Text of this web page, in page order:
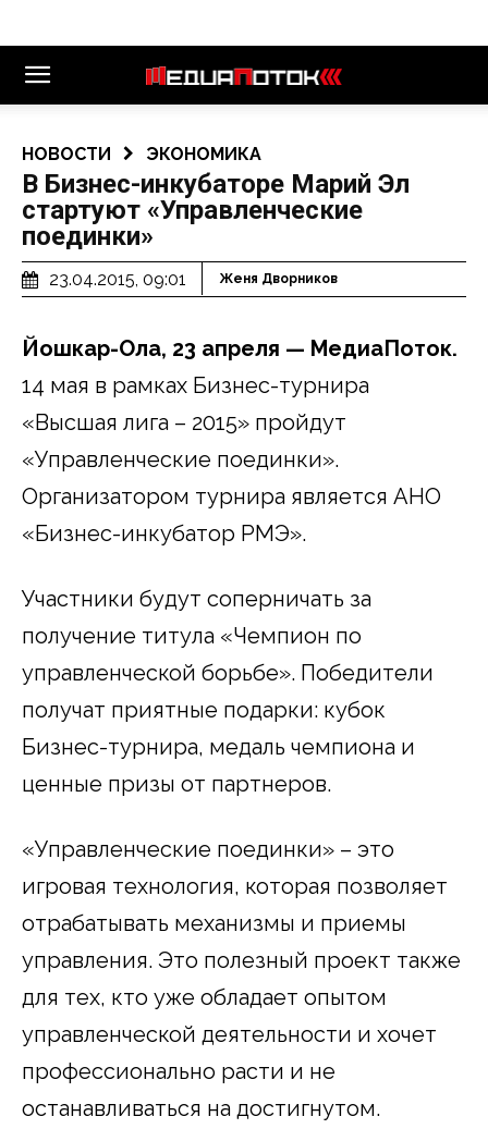
НОВОСТИ ЭКОНОМИКА
В Бизнес-инкубаторе Марий Эл
стартуют «Управленческие
поединки»
23.04.2015, 09:01 Женя Дворников
Йошкар-Ола, 23 апреля — МедиаПоток.
14 мая в рамках Бизнес-турнира
«Высшая лига – 2015» пройдут
«Управленческие поединки».
Организатором турнира является АНО
«Бизнес-инкубатор РМЭ».
Участники будут соперничать за
получение титула «Чемпион по
управленческой борьбе». Победители
получат приятные подарки: кубок
Бизнес-турнира, медаль чемпиона и
ценные призы от партнеров.
«Управленческие поединки» – это
игровая технология, которая позволяет
отрабатывать механизмы и приемы
управления. Это полезный проект также
для тех, кто уже обладает опытом
управленческой деятельности и хочет
профессионально расти и не
останавливаться на достигнутом.